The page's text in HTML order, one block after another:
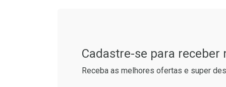
Cadastre-se para receber
Receba as melhores ofertas e super